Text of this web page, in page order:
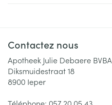
Contactez nous
Apotheek Julie Debaere BVBA
Diksmuidestraat 18
8900 Ieper